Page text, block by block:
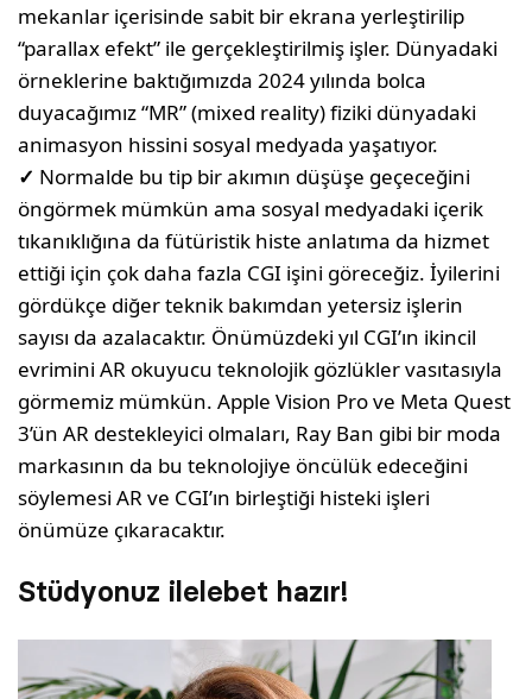
mekanlar içerisinde sabit bir ekrana yerleştirilip
“parallax efekt” ile gerçekleştirilmiş işler. Dünyadaki
örneklerine baktığımızda 2024 yılında bolca
duyacağımız “MR” (mixed reality) fiziki dünyadaki
animasyon hissini sosyal medyada yaşatıyor.
✓ Normalde bu tip bir akımın düşüşe geçeceğini
öngörmek mümkün ama sosyal medyadaki içerik
tıkanıklığına da fütüristik histe anlatıma da hizmet
ettiği için çok daha fazla CGI işini göreceğiz. İyilerini
gördükçe diğer teknik bakımdan yetersiz işlerin
sayısı da azalacaktır. Önümüzdeki yıl CGI’ın ikincil
evrimini AR okuyucu teknolojik gözlükler vasıtasıyla
görmemiz mümkün. Apple Vision Pro ve Meta Quest
3’ün AR destekleyici olmaları, Ray Ban gibi bir moda
markasının da bu teknolojiye öncülük edeceğini
söylemesi AR ve CGI’ın birleştiği histeki işleri
önümüze çıkaracaktır.
Stüdyonuz ilelebet hazır!